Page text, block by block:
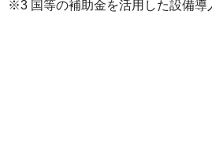
※3 国等の補助金を活用した設備導